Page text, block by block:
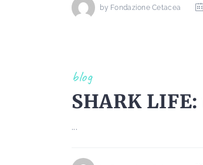
by Fondazione Cetacea
blog
SHARK
...